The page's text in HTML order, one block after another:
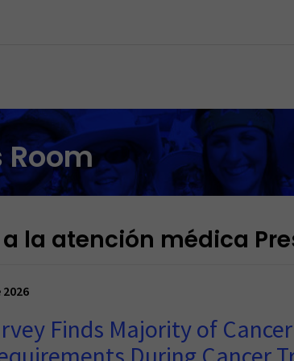
Room
la atención médica
Finds Majority of